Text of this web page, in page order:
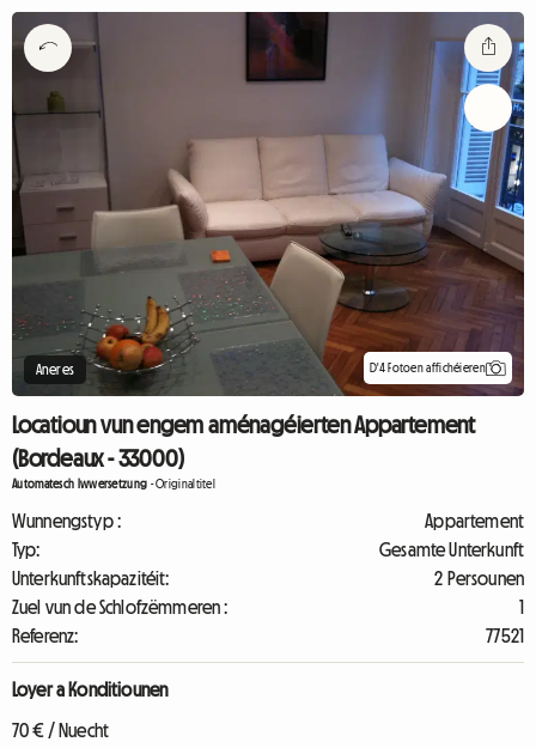
Aneres D'4 Fotoen affichéieren
Locatioun vun engem aménagéierten Appartement
(Bordeaux - 33000)
Automatesch Iwwersetzung -Originaltitel
Wunnengstyp :
Appartement
Typ:
Gesamte Unterkunft
Unterkunftskapazitéit:
2 Persounen
Zuel vun de Schlofzëmmeren :
1
Referenz:
77521
Loyer a Konditiounen
70 € / Nuecht